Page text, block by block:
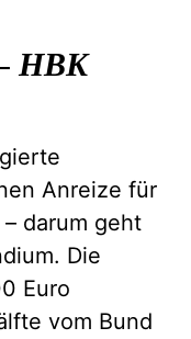
HBK
Anreize für
darum geht
Die
Euro
vom Bund